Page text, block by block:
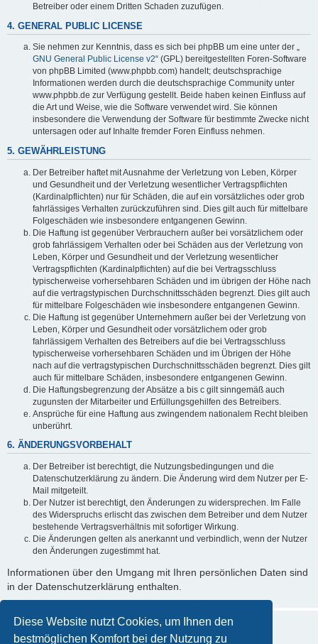
Diese Website nutzt Cookies, um Ihnen den
bestmöglichen Komfort bei der Nutzung zu
Betreiber oder einem Dritten Schaden zuzufügen.
4. GENERAL PUBLIC LICENSE
Sie nehmen zur Kenntnis, dass es sich bei phpBB um eine unter der „
GNU General Public License v2“ (GPL) bereitgestellten Foren-Software
von phpBB Limited (www.phpbb.com) handelt; deutschsprachige
Informationen werden durch die deutschsprachige Community unter
www.phpbb.de zur Verfügung gestellt. Beide haben keinen Einfluss auf
die Art und Weise, wie die Software verwendet wird. Sie können
insbesondere die Verwendung der Software für bestimmte Zwecke nicht
untersagen oder auf Inhalte fremder Foren Einfluss nehmen.
5. GEWÄHRLEISTUNG
Der Betreiber haftet mit Ausnahme der Verletzung von Leben, Körper
und Gesundheit und der Verletzung wesentlicher Vertragspflichten
(Kardinalpflichten) nur für Schäden, die auf ein vorsätzliches oder grob
fahrlässiges Verhalten zurückzuführen sind. Dies gilt auch für mittelbare
Folgeschäden wie insbesondere entgangenen Gewinn.
Die Haftung ist gegenüber Verbrauchern außer bei vorsätzlichem oder
grob fahrlässigem Verhalten oder bei Schäden aus der Verletzung von
Leben, Körper und Gesundheit und der Verletzung wesentlicher
Vertragspflichten (Kardinalpflichten) auf die bei Vertragsschluss
typischerweise vorhersehbaren Schäden und im übrigen der Höhe nach
auf die vertragstypischen Durchschnittsschäden begrenzt. Dies gilt auch
für mittelbare Folgeschäden wie insbesondere entgangenen Gewinn.
Die Haftung ist gegenüber Unternehmern außer bei der Verletzung von
Leben, Körper und Gesundheit oder vorsätzlichem oder grob
fahrlässigem Verhalten des Betreibers auf die bei Vertragsschluss
typischerweise vorhersehbaren Schäden und im Übrigen der Höhe
nach auf die vertragstypischen Durchschnittsschäden begrenzt. Dies gilt
auch für mittelbare Schäden, insbesondere entgangenen Gewinn.
Die Haftungsbegrenzung der Absätze a bis c gilt sinngemäß auch
zugunsten der Mitarbeiter und Erfüllungsgehilfen des Betreibers.
Ansprüche für eine Haftung aus zwingendem nationalem Recht bleiben
unberührt.
6. ÄNDERUNGSVORBEHALT
Der Betreiber ist berechtigt, die Nutzungsbedingungen und die
Datenschutzerklärung zu ändern. Die Änderung wird dem Nutzer per E-
Mail mitgeteilt.
Der Nutzer ist berechtigt, den Änderungen zu widersprechen. Im Falle
des Widerspruchs erlischt das zwischen dem Betreiber und dem Nutzer
bestehende Vertragsverhältnis mit sofortiger Wirkung.
Die Änderungen gelten als anerkannt und verbindlich, wenn der Nutzer
den Änderungen zugestimmt hat.
Informationen über den Umgang mit Ihren persönlichen Daten sind
in der Datenschutzerklärung enthalten.